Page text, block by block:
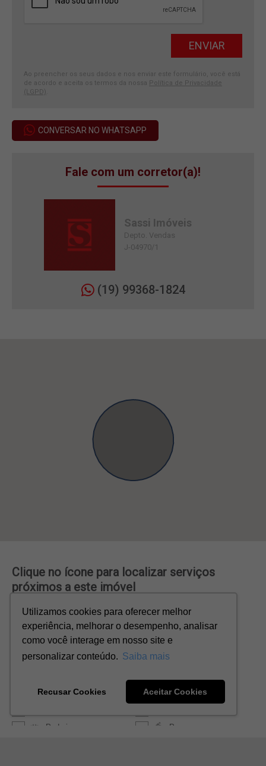
Ao preencher os seus dados e nos enviar este formulário, você está
de acordo e aceita os termos da nossa Política de Privacidade
(LGPD)
CONVERSAR NO WHATSAPP
Fale com um corretor(a)!
Sassi Imóveis
Depto. Vendas
J-04970/1
(19) 99368-1824